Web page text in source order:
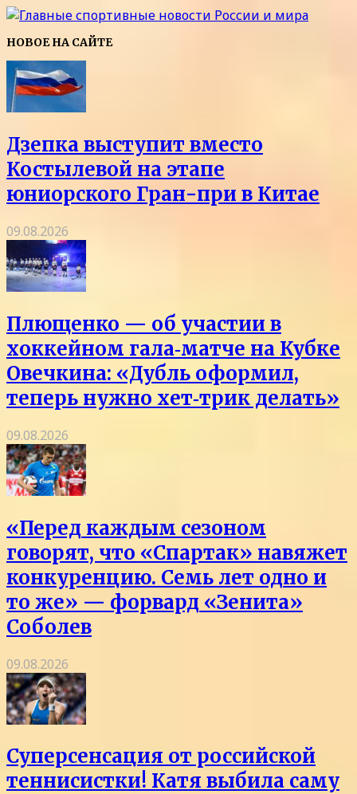
НОВОЕ НА САЙТЕ
Дзепка выступит вместо
Костылевой на этапе
юниорского Гран-при в Китае
09.08.2026
Плющенко — об участии в
хоккейном гала‑матче на Кубке
Овечкина: «Дубль оформил,
теперь нужно хет‑трик делать»
09.08.2026
«Перед каждым сезоном
говорят, что «Спартак» навяжет
конкуренцию. Семь лет одно и
то же» — форвард «Зенита»
Соболев
09.08.2026
Суперсенсация от российской
теннисистки! Катя выбила саму